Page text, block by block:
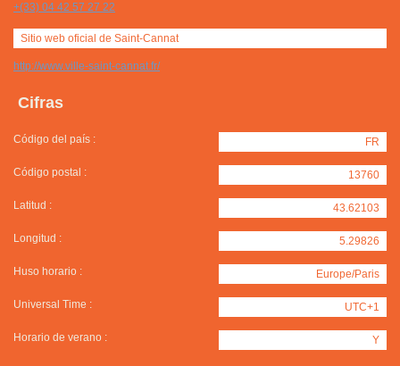
+(33) 04 42 57 27 22
Sitio web oficial de Saint-Cannat
http://www.ville-saint-cannat.fr/
Cifras
Código del país : FR
Código postal : 13760
Latitud : 43.62103
Longitud : 5.29826
Huso horario : Europe/Paris
Universal Time : UTC+1
Horario de verano : Y